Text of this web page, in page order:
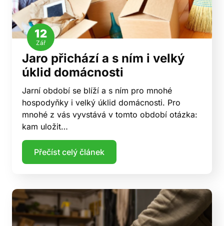
12
Zář
Jaro přichází a s ním i velký
úklid domácnosti
Jarní období se blíží a s ním pro mnohé
hospodyňky i velký úklid domácnosti. Pro
mnohé z vás vyvstává v tomto období otázka:
kam uložit…
Přečíst celý článek